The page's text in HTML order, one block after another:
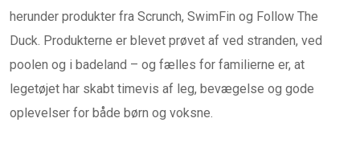
herunder produkter fra Scrunch, SwimFin og Follow The
Duck. Produkterne er blevet prøvet af ved stranden, ved
poolen og i badeland – og fælles for familierne er, at
legetøjet har skabt timevis af leg, bevægelse og gode
oplevelser for både børn og voksne.